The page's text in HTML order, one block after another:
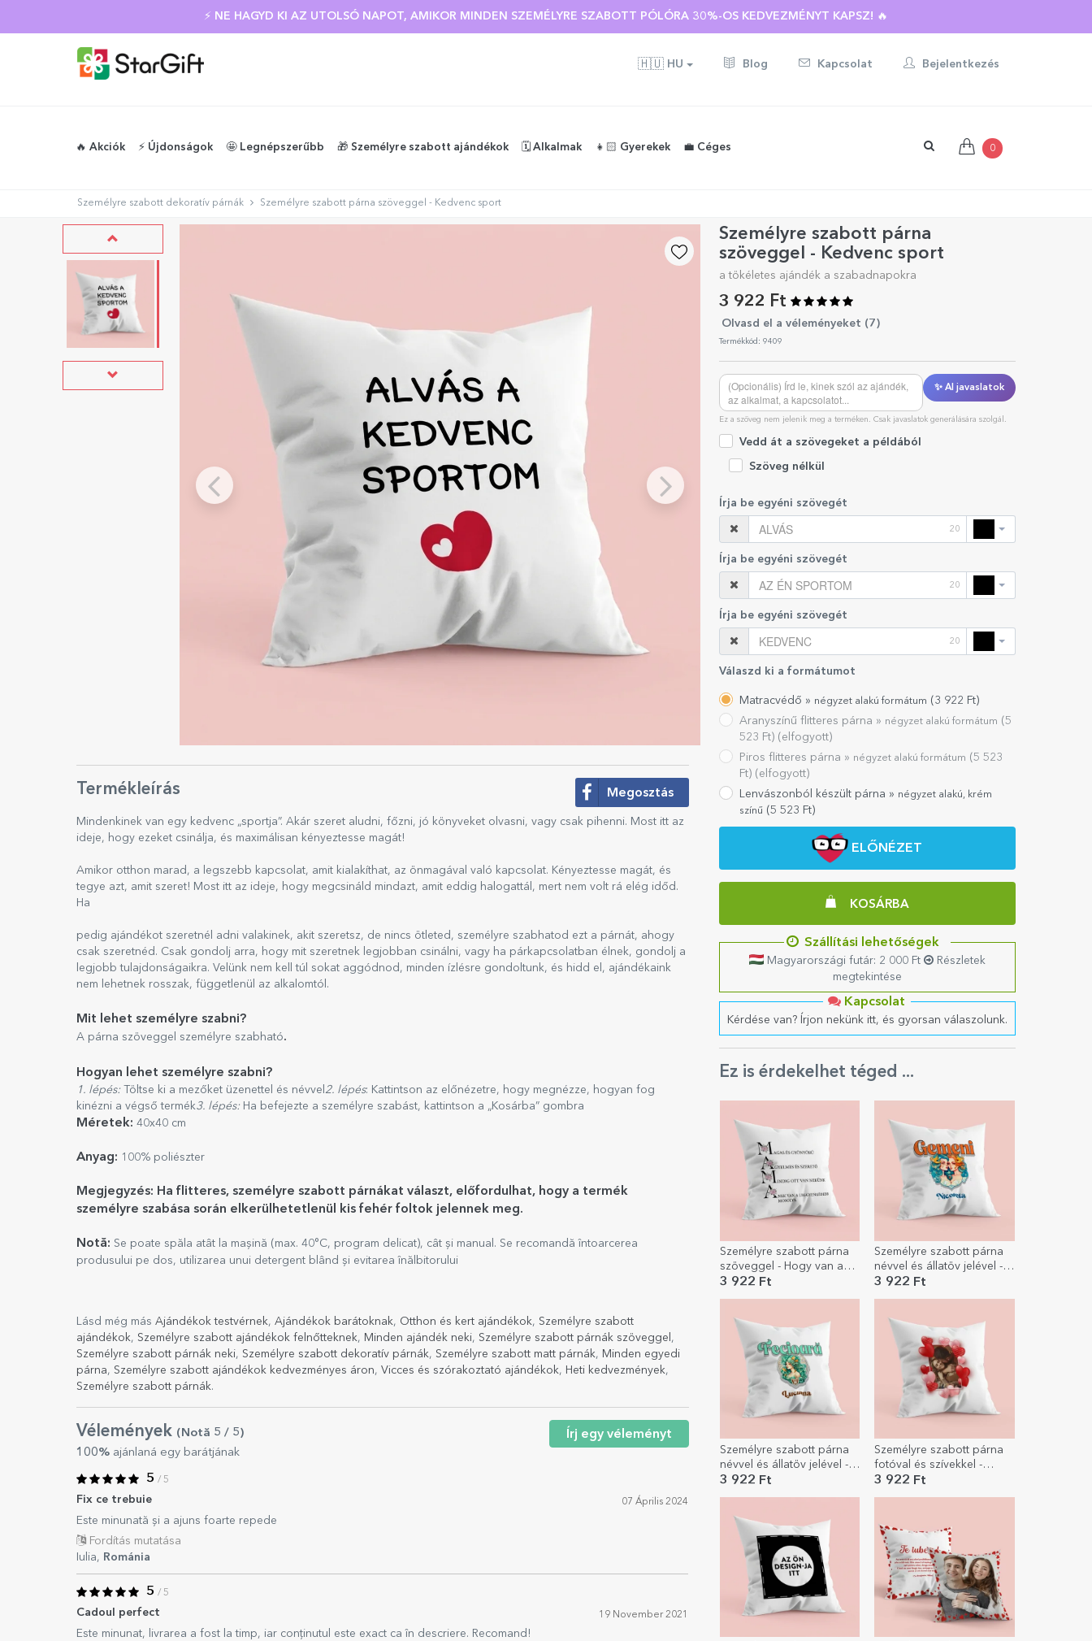
⚡ NE HAGYD KI AZ UTOLSÓ NAPOT, AMIKOR MINDEN SZEMÉLYRE SZABOTT PÓLÓRA 30%-OS KEDVEZMÉNYT KAPSZ! 🔥
🇭🇺 HU Blog Kapcsolat Bejelentkezés
🔥 Akciók ⚡️ Újdonságok 🤩 Legnépszerűbb 🎁 Személyre szabott ajándékok 🗓️ Alkalmak 👧🏻 Gyerekek 💼 Céges 0
Személyre szabott dekoratív párnák Személyre szabott párna szöveggel - Kedvenc sport
Személyre szabott párna
szöveggel - Kedvenc sport
a tökéletes ajándék a szabadnapokra
3 922 Ft
Olvasd el a véleményeket ( 7 )
Termékkód: 9409
✨ AI javaslatok
Ez a szöveg nem jelenik meg a terméken. Csak javaslatok generálására szolgál.
Vedd át a szövegeket a példából
Szöveg nélkül
Írja be egyéni szövegét
20
Írja be egyéni szövegét
20
Írja be egyéni szövegét
20
Válaszd ki a formátumot
Matracvédő » négyzet alakú formátum ( 3 922 Ft)
Aranyszínű flitteres párna » négyzet alakú formátum (5
523 Ft) (elfogyott)
Piros flitteres párna » négyzet alakú formátum (5 523
Ft) (elfogyott)
Lenvászonból készült párna » négyzet alakú, krém
színű (5 523 Ft)
ELŐNÉZET
KOSÁRBA
Szállítási lehetőségek
Magyarországi futár: 2 000 Ft
Részletek
megtekintése
Kapcsolat
Kérdése van? Írjon nekünk itt, és gyorsan válaszolunk.
Ez is érdekelhet téged ...
Személyre szabott párna
szöveggel - Hogy van az
édesanyám?
3 922 Ft
Személyre szabott párna
névvel és állatöv jelével -
Ikrek
3 922 Ft
Személyre szabott párna
névvel és állatöv jelével -
Szűz
3 922 Ft
Személyre szabott párna
fotóval és szívekkel -
Szerelmünk
3 922 Ft
Termékleírás Megosztás
Mindenkinek van egy kedvenc „sportja”. Akár szeret aludni, főzni, jó könyveket olvasni, vagy csak pihenni. Most itt az
ideje, hogy ezeket csinálja, és maximálisan kényeztesse magát!
Amikor otthon marad, a legszebb kapcsolat, amit kialakíthat, az önmagával való kapcsolat. Kényeztesse magát, és
tegye azt, amit szeret! Most itt az ideje, hogy megcsináld mindazt, amit eddig halogattál, mert nem volt rá elég időd.
Ha
pedig ajándékot szeretnél adni valakinek, akit szeretsz, de nincs ötleted, személyre szabhatod ezt a párnát, ahogy
csak szeretnéd. Csak gondolj arra, hogy mit szeretnek legjobban csinálni, vagy ha párkapcsolatban élnek, gondolj a
legjobb tulajdonságaikra. Velünk nem kell túl sokat aggódnod, minden ízlésre gondoltunk, és hidd el, ajándékaink
nem lehetnek rosszak, függetlenül az alkalomtól.
Mit lehet személyre szabni?
A párna szöveggel személyre szabható.
Hogyan lehet személyre szabni?
1. lépés: Töltse ki a mezőket üzenettel és névvel 2. lépés: Kattintson az előnézetre, hogy megnézze, hogyan fog
kinézni a végső termék3. lépés: Ha befejezte a személyre szabást, kattintson a „Kosárba” gombra
Méretek: 40x40 cm
Anyag: 100% poliészter
Megjegyzés: Ha flitteres, személyre szabott párnákat választ, előfordulhat, hogy a termék
személyre szabása során elkerülhetetlenül kis fehér foltok jelennek meg.
Notă: Se poate spăla atât la mașină (max. 40°C, program delicat), cât și manual. Se recomandă întoarcerea
produsului pe dos, utilizarea unui detergent blând și evitarea înălbitorului
Lásd még más Ajándékok testvérnek, Ajándékok barátoknak, Otthon és kert ajándékok, Személyre szabott
ajándékok, Személyre szabott ajándékok felnőtteknek, Minden ajándék neki, Személyre szabott párnák szöveggel ,
Személyre szabott párnák neki, Személyre szabott dekoratív párnák, Személyre szabott matt párnák, Minden egyedi
párna, Személyre szabott ajándékok kedvezményes áron, Vicces és szórakoztató ajándékok, Heti kedvezmények,
Személyre szabott párnák.
Vélemények (Notă 5 / 5)
100% ajánlaná egy barátjának
Írj egy véleményt
5 / 5
Fix ce trebuie 07 Április 2024
Este minunată și a ajuns foarte repede
Fordítás mutatása
Iulia, Románia
5 / 5
Cadoul perfect 19 November 2021
Este minunat, livrarea a fost la timp, iar conținutul este exact ca în descriere. Recomand!